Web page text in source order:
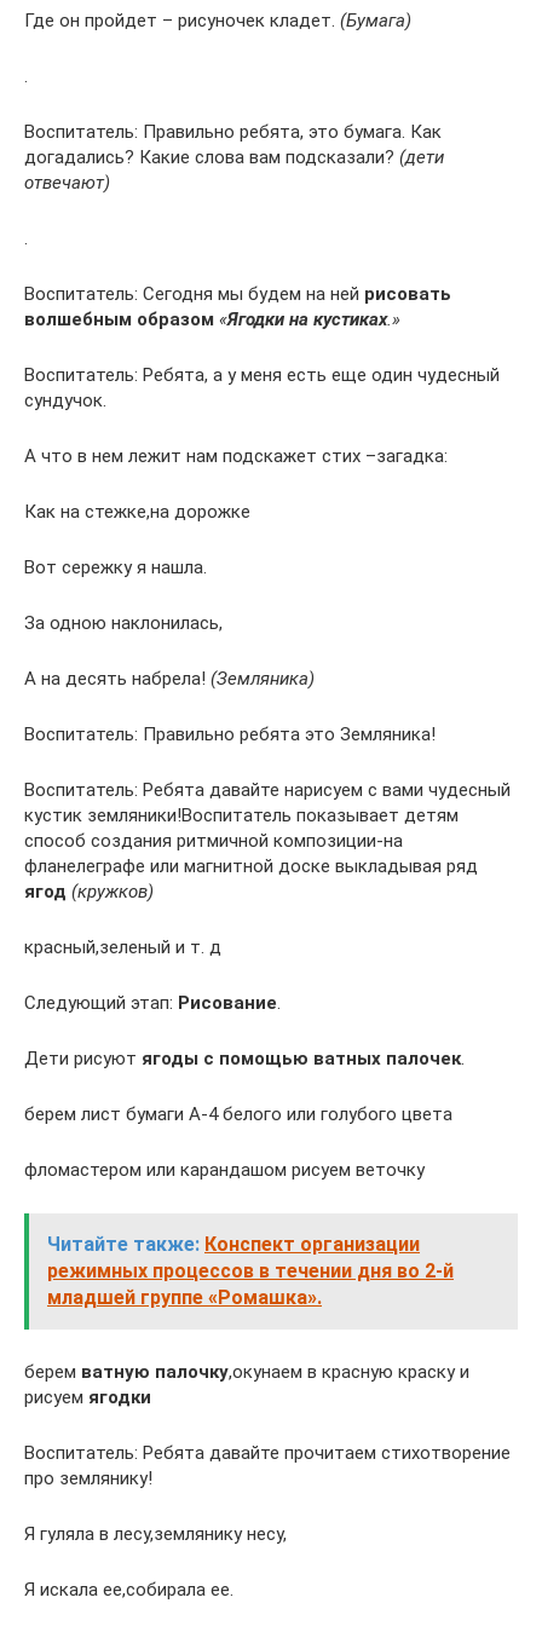
Где он пройдет – рисуночек кладет. (Бумага)
Воспитатель: Правильно ребята, это бумага. Как
догадались? Какие слова вам подсказали? (дети
отвечают)
Воспитатель: Сегодня мы будем на ней рисовать
волшебным образом «Ягодки на кустиках.»
Воспитатель: Ребята, а у меня есть еще один чудесный
сундучок.
А что в нем лежит нам подскажет стих –загадка:
Как на стежке,на дорожке
Вот сережку я нашла.
За одною наклонилась,
А на десять набрела! (Земляника)
Воспитатель: Правильно ребята это Земляника!
Воспитатель: Ребята давайте нарисуем с вами чудесный
кустик земляники!Воспитатель показывает детям
способ создания ритмичной композиции-на
фланелеграфе или магнитной доске выкладывая ряд
ягод (кружков)
красный,зеленый и т. д
Следующий этап: Рисование
Дети рисуют ягоды с помощью ватных палочек
берем лист бумаги А-4 белого или голубого цвета
фломастером или карандашом рисуем веточку
Читайте также: Конспект организации
режимных процессов в течении дня во 2-й
младшей группе «Ромашка».
берем ватную палочку,окунаем в красную краску и
рисуем ягодки
Воспитатель: Ребята давайте прочитаем стихотворение
про землянику!
Я гуляла в лесу,землянику несу,
Я искала ее,собирала ее.